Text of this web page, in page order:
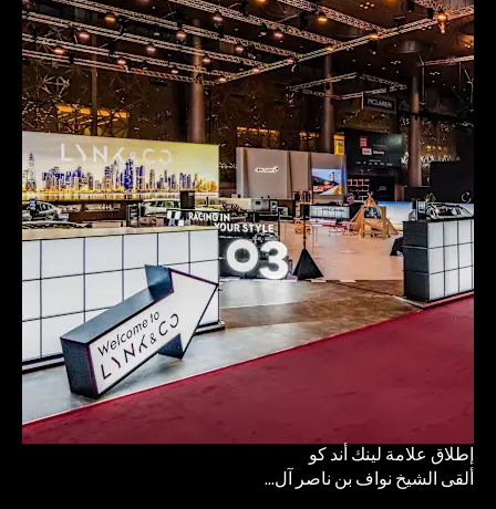
إطلاق علامة لينك أند كو
ألقى الشيخ نواف بن ناصر آل...